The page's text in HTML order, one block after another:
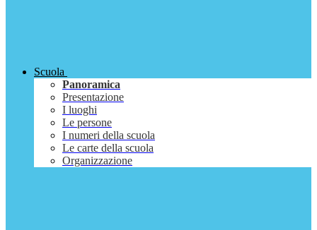
Scuola
Panoramica
Presentazione
I luoghi
Le persone
I numeri della scuola
Le carte della scuola
Organizzazione